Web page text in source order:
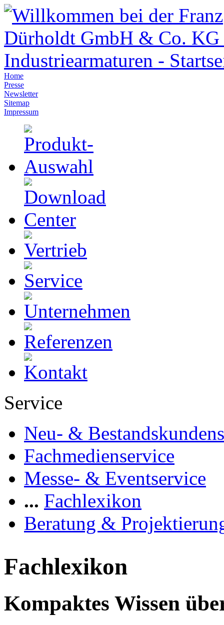
Home
Presse
Newsletter
Sitemap
Impressum
Service
Neu- &
Fachmedienservice
Messe- & Eventservice
... Fachlexikon
Beratung &
Fachlexikon
Kompaktes Wissen